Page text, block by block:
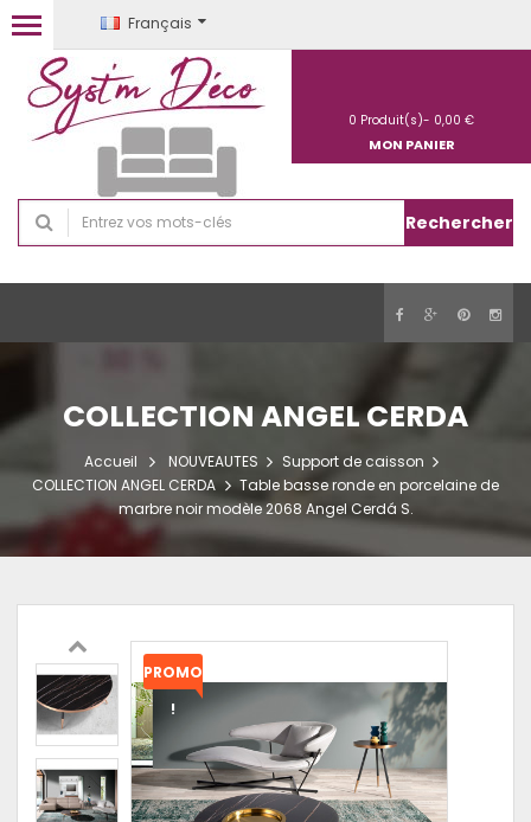
Français
Rechercher
0 Produit(s)- 0,00 €
MON PANIER
COLLECTION ANGEL CERDA
Accueil NOUVEAUTES
Support de caisson
COLLECTION ANGEL CERDA
Table basse ronde en porcelaine de
marbre noir modèle 2068 Angel Cerdá S.
PROMO
!